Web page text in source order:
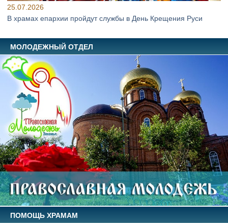
25.07.2026
В храмах епархии пройдут службы в День Крещения Руси
МОЛОДЕЖНЫЙ ОТДЕЛ
ПОМОЩЬ ХРАМАМ